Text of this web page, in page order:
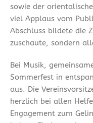
sowie der
viel Applaus vom
Abschluss bildete die
zuschaute, sondern
Bei Musik,
Sommerfest in
aus. Die
herzlich bei allen
Engagement zum